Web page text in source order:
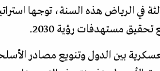
في الرياض هذه السنة، توجها
مستهدفات رؤية 2030.
بين الدول وتنويع مصادر